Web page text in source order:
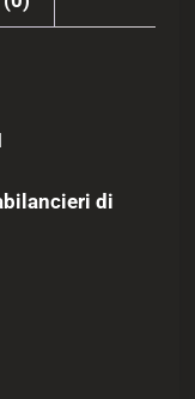
di